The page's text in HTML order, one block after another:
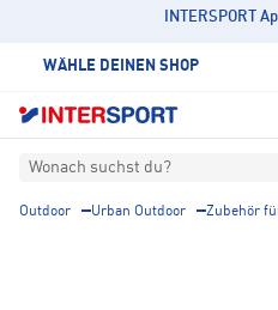
INTERSPORT
WÄHLE DEINEN SHOP
Wonach suchst du?
Outdoor Urban Outdoor Zubehör